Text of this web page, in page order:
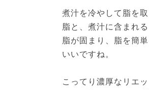
煮汁を冷やして脂を
脂と、煮汁に含まれ
脂が固まり、脂を簡
いいですね。
こってり濃厚なリエ